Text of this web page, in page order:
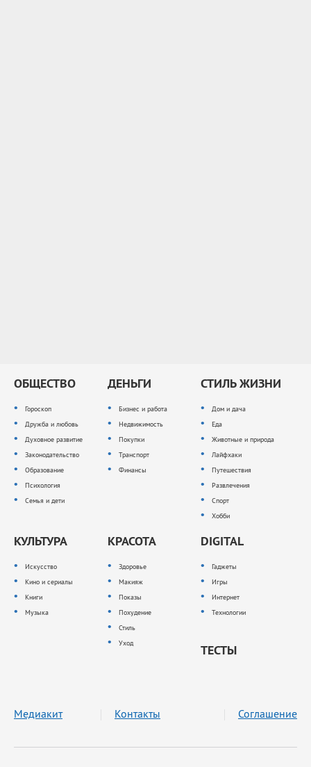
ОБЩЕСТВО
Гороскоп
Дружба и любовь
Духовное развитие
Законодательство
Образование
Психология
Семья и дети
ДЕНЬГИ
Бизнес и работа
Недвижимость
Покупки
Транспорт
Финансы
СТИЛЬ ЖИЗНИ
Дом и дача
Еда
Животные и природа
Лайфхаки
Путешествия
Развлечения
Спорт
Хобби
КУЛЬТУРА
Искусство
Кино и сериалы
Книги
Музыка
КРАСОТА
Здоровье
Макияж
Показы
Похудение
Стиль
Уход
DIGITAL
Гаджеты
Игры
Интернет
Технологии
ТЕСТЫ
Медиакит Контакты Соглашение